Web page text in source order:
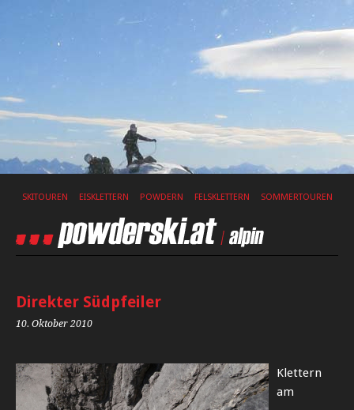
SKITOUREN EISKLETTERN POWDERN FELSKLETTERN SOMMERTOUREN
Direkter Südpfeiler
10. Oktober 2010
Klettern
am